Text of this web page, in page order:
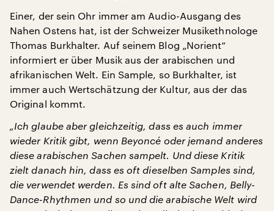
Einer, der sein Ohr immer am Audio-Ausgang des
Nahen Ostens hat, ist der Schweizer Musikethnologe
Thomas Burkhalter. Auf seinem Blog „Norient“
informiert er über Musik aus der arabischen und
afrikanischen Welt. Ein Sample, so Burkhalter, ist
immer auch Wertschätzung der Kultur, aus der das
Original kommt.
„Ich glaube aber gleichzeitig, dass es auch immer
wieder Kritik gibt, wenn Beyoncé oder jemand anderes
diese arabischen Sachen sampelt. Und diese Kritik
zielt danach hin, dass es oft dieselben Samples sind,
die verwendet werden. Es sind oft alte Sachen, Belly-
Dance-Rhythmen und so und die arabische Welt wird